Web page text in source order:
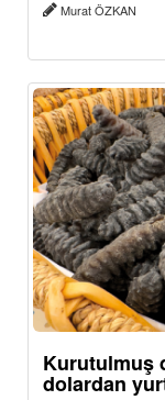
Murat ÖZKAN
Kurutulmuş
dolardan